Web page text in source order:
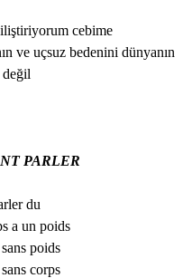
cebime
ve uçsuz bedenini dünyanın
değil
PARLER
du
a un poids
poids
corps